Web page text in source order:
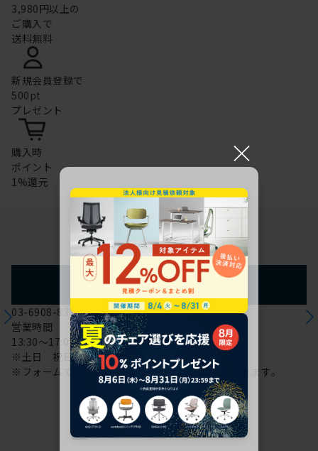
3,980円以上の
ご購入で
送料無料
新規会員登録で
500pt
プレゼント
購入時
ポイント
1%還元
お問い合わせ
フォームからのお問い合わせ
03-6908-8370
営業時間
13:30～17:00
※土日 祝日は休み
※フォームでのお問い合わせは24時間対応しております。
配送・お問い合わせ営業日
×